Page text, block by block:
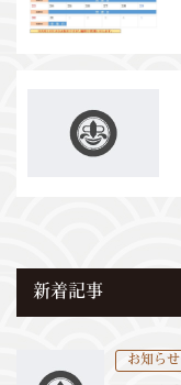
新着記事
お知らせ